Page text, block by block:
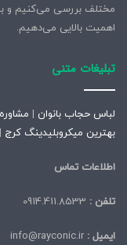
مختلف بررسی می‌کنیم و
اهمیت بالایی می‌دهیم.
تبلیغات متنی
لباس حجاب بانوان |
بهترین میکروبلیدینگ کرج |
اطلاعات تماس
تلفن :
ایمیل :